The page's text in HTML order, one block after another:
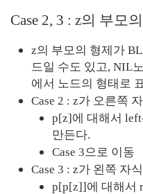
Case 2, 3 : z의 부모
z의 부모의 형제가
드일 수도 있고, NIL
에서 노드의 형태로
Case 2 : z가 오른쪽
p[z]에 대해서
만든다.
Case 3으로 이동
Case 3 : z가 왼쪽 자
p[p[z]]에 대해서